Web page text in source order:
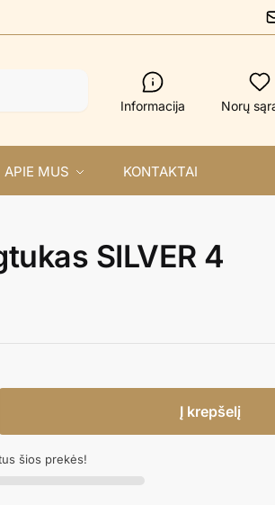
Informacija Norų
APIE MUS KONTAKTAI
SILVER 4
Į krepšelį
šios prekės!